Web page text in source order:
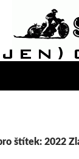
štítek: 2022